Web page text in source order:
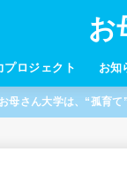
お
プロジェクト お知
お母さん大学は、“孤育